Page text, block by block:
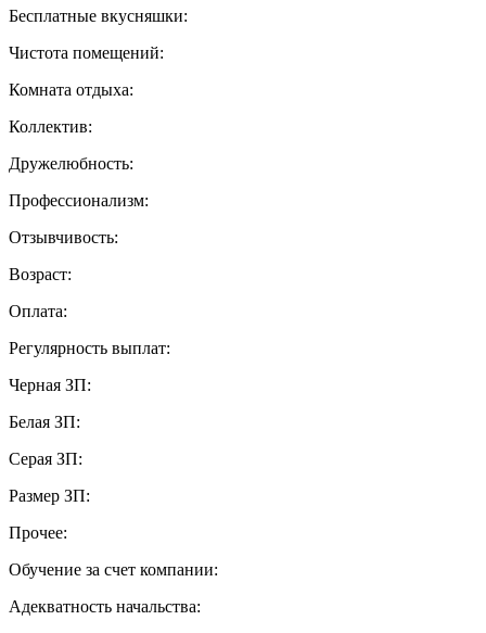
Бесплатные вкусняшки:
Чистота помещений:
Комната отдыха:
Коллектив:
Дружелюбность:
Профессионализм:
Отзывчивость:
Возраст:
Оплата:
Регулярность выплат:
Черная ЗП:
Белая ЗП:
Серая ЗП:
Размер ЗП:
Прочее:
Обучение за счет компании:
Адекватность начальства: